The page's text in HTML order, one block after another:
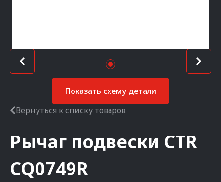
Показать схему детали
Вернуться к списку товаров
Рычаг подвески CTR
CQ0749R